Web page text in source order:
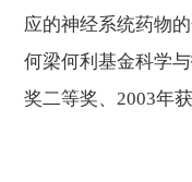
应的神经系统药物
何梁何利基金科学
奖二等奖、2003年